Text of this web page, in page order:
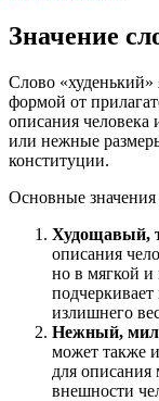
Значение
Слово «худенький»
формой от
описания человека
или нежные
конституции.
Основные значения
Худощавый,
описания
но в мягкой
излишнего
Нежный,
может также
для описания
внешности